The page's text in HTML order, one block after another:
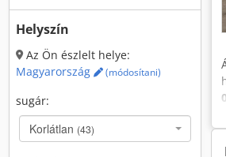
Helyszín
Az Ön észlelt helye:
Magyarország
(módosítani)
sugár:
Korlátlan (43)